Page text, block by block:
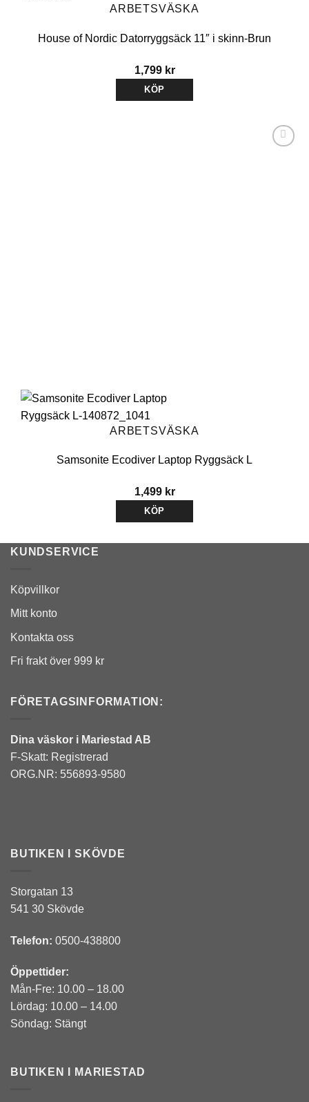
ARBETSVÄSKA
House of Nordic Datorryggsäck 11″ i skinn-Brun
1,799 kr
KÖP
ARBETSVÄSKA
Samsonite Ecodiver Laptop Ryggsäck L
1,499 kr
KÖP
KUNDSERVICE
Köpvillkor
Mitt konto
Kontakta oss
Fri frakt över 999 kr
FÖRETAGSINFORMATION:
Dina väskor i Mariestad AB
F-Skatt: Registrerad
ORG.NR: 556893-9580
BUTIKEN I SKÖVDE
Storgatan 13
541 30 Skövde
Telefon: 0500-438800
Öppettider:
Mån-Fre: 10.00 – 18.00
Lördag: 10.00 – 14.00
Söndag: Stängt
BUTIKEN I MARIESTAD